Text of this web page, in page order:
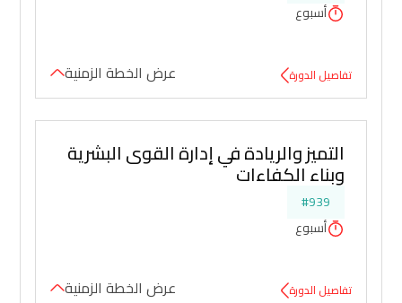
أسبوع
تفاصيل الدورة عرض الخطة الزمنية
التميز والريادة في إدارة القوى البشرية
وبناء الكفاءات
#939
أسبوع
تفاصيل الدورة عرض الخطة الزمنية